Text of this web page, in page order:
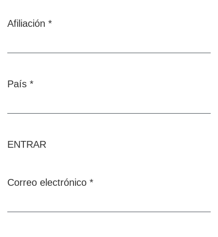
Afiliación *
País *
ENTRAR
Correo electrónico *